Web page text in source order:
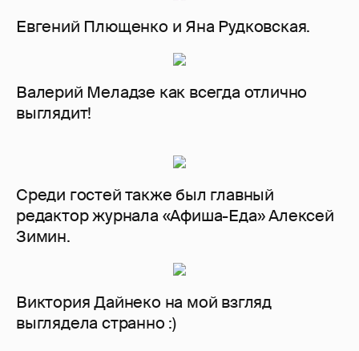
Евгений Плющенко и Яна Рудковская.
Валерий Меладзе как всегда отлично
выглядит!
Среди гостей также был главный
редактор журнала «Афиша-Еда» Алексей
Зимин.
Виктория Дайнеко на мой взгляд
выглядела странно :)